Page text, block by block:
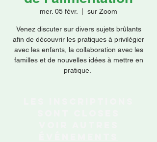
mer. 05 févr. sur Zoom
Venez discuter sur divers sujets brûlants
afin de découvrir les pratiques à privilégier
avec les enfants, la collaboration avec les
familles et de nouvelles idées à mettre en
pratique.